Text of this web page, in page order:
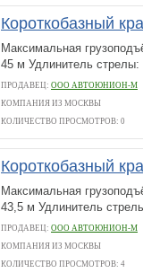
Короткобазный
Максимальная
45 м Удлинитель стрелы:
ПРОДАВЕЦ: ООО АВТОЮНИОН-М
КОМПАНИЯ ИЗ МОСКВЫ
КОЛИЧЕСТВО ПРОСМОТРОВ: 0
Короткобазный
Максимальная
43,5 м Удлинитель
ПРОДАВЕЦ: ООО АВТОЮНИОН-М
КОМПАНИЯ ИЗ МОСКВЫ
КОЛИЧЕСТВО ПРОСМОТРОВ: 4